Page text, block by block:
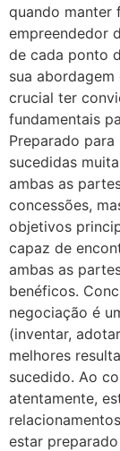
quando manter
empreendedor
de cada ponto
sua
crucial ter
fundamentais
Preparado
sucedidas
ambas as
concessões,
objetivos
capaz de
ambas as
benéficos.
negociação é
(inventar,
melhores
sucedido. Ao
atentamente,
estar